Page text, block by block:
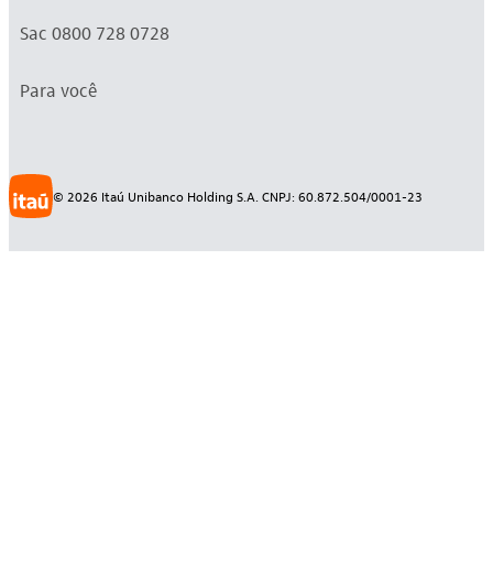
Sac 0800 728 0728
Para você
© 2026 Itaú Unibanco Holding S.A. CNPJ: 60.872.504/0001-23